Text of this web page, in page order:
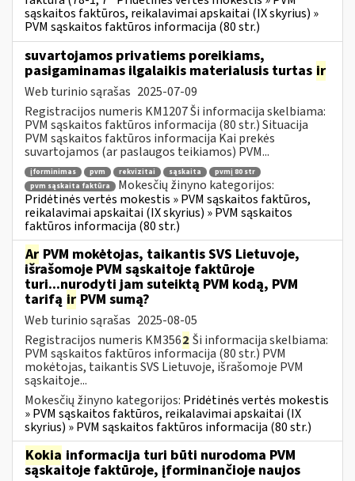
sąskaitos faktūros, reikalavimai apskaitai (IX skyrius) »
PVM sąskaitos faktūros informacija (80 str.)
suvartojamos privatiems poreikiams,
pasigaminamas ilgalaikis materialusis turtas ir
Web turinio sąrašas 2025-07-09
Registracijos numeris KM1207 Ši informacija skelbiama:
PVM sąskaitos faktūros informacija (80 str.) Situacija
PVM sąskaitos faktūros informacija Kai prekės
suvartojamos (ar paslaugos teikiamos) PVM...
įforminimas pvm rekvizitai sąskaita
pvmį 80 str
pvm sąskaita faktūra
Mokesčių žinyno kategorijos:
Pridėtinės vertės mokestis » PVM sąskaitos faktūros,
reikalavimai apskaitai (IX skyrius) » PVM sąskaitos
faktūros informacija (80 str.)
Ar PVM mokėtojas, taikantis SVS Lietuvoje,
išrašomoje PVM sąskaitoje faktūroje
turi...nurodyti jam suteiktą PVM kodą, PVM
tarifą ir PVM sumą?
Web turinio sąrašas 2025-08-05
Registracijos numeris KM3562 Ši informacija skelbiama:
PVM sąskaitos faktūros informacija (80 str.) PVM
mokėtojas, taikantis SVS Lietuvoje, išrašomoje PVM
sąskaitoje...
Mokesčių žinyno kategorijos: Pridėtinės vertės mokestis
» PVM sąskaitos faktūros, reikalavimai apskaitai (IX
skyrius) » PVM sąskaitos faktūros informacija (80 str.)
Kokia informacija turi būti nurodoma PVM
sąskaitoje faktūroje, įforminančioje naujos